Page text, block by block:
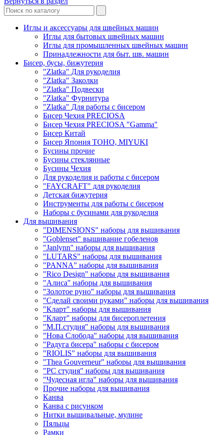
Иглы и аксессуары для швейных машин
Иглы для бытовых швейных машин
Иглы для промышленных швейных машин
Принадлежности для быт. шв. машин
Бисер, бусы, бижутерия
"Zlatka" Для рукоделия
"Zlatka" Заколки
"Zlatka" Подвески
"Zlatka" Фурнитура
"Zlatka" Для работы с бисером
Бисер Чехия PRECIOSA
Бисер Чехия PRECIOSA "Gamma"
Бисер Китай
Бисер Япония TOHO, MIYUKI
Бусины прочие
Бусины стеклянные
Бусины Чехия
Для рукоделия и работы с бисером
"FAYCRAFT" для рукоделия
Детская бижутерия
Инструменты для работы с бисером
Наборы с бусинами для рукоделия
Для вышивания
"DIMENSIONS" наборы для вышивания
"Goblenset" вышивание гобеленов
"Janlynn" наборы для вышивания
"LUTARS" наборы для вышивания
"PANNA" наборы для вышивания
"Rico Design" наборы для вышивания
"Алиса" наборы для вышивания
"Золотое руно" наборы для вышивания
"Сделай своими руками" наборы для вышивания
"Кларт" наборы для вышивания
"Кларт" наборы для бисероплетения
"М.П.студия" наборы для вышивания
"Нова Слобода" наборы для вышивания
"Радуга бисера" наборы с бисером
"RIOLIS" наборы для вышивания
"Thea Gouverneur" наборы для вышивания
"РС студия" наборы для вышивания
"Чудесная игла" наборы для вышивания
Прочие наборы для вышивания
Канва
Канва с рисунком
Нитки вышивальные, мулине
Пяльцы
Рамки